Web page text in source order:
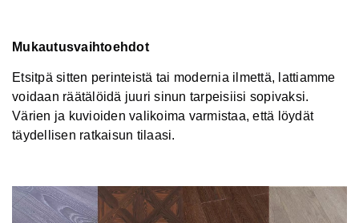
Mukautusvaihtoehdot
Etsitpä sitten perinteistä tai modernia ilmettä, lattiamme
voidaan räätälöidä juuri sinun tarpeisiisi sopivaksi.
Värien ja kuvioiden valikoima varmistaa, että löydät
täydellisen ratkaisun tilaasi.